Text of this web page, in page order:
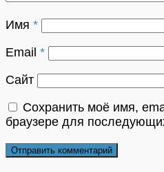
Имя *
Email *
Сайт
Сохранить моё имя,
браузере для